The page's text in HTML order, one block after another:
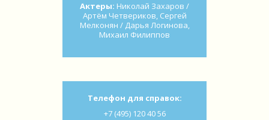
Актеры: Николай Захаров /
Артём Четвериков, Сергей
Мелконян / Дарья Логинова,
Михаил Филиппов
Телефон для справок:
+7 (495) 120 40 56